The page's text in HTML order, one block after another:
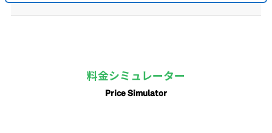
料金シミュレーター
Price Simulator